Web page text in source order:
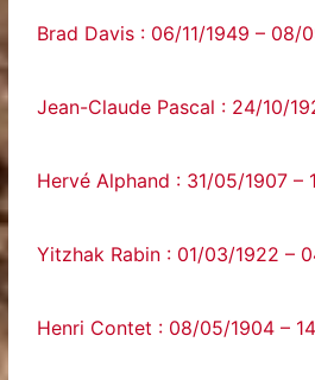
Brad Davis : 06/11/1949 – 08/
Jean-Claude Pascal : 24/10/
Hervé Alphand : 31/05/1907 –
Yitzhak Rabin : 01/03/1922 –
Henri Contet : 08/05/1904 –